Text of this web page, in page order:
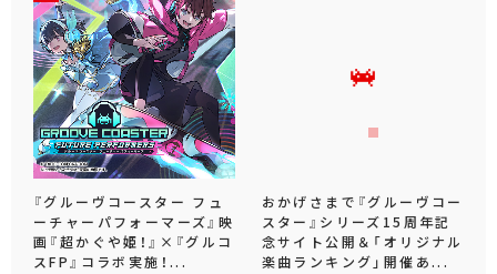
『グルーヴコースター フュ
ーチャーパフォーマーズ』映
画『超かぐや姫！』×『グルコ
スFP』コラボ実施！...
おかげさまで『グルーヴコー
スター』シリーズ15周年記
念サイト公開＆「オリジナル
楽曲ランキング」開催あ...